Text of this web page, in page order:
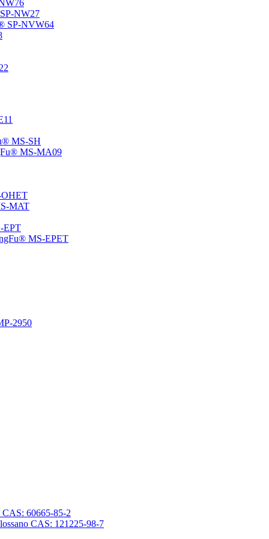
NW27
SP-NVW64
MS-SH
MS-MA09
OHET
MAT
EPT
MS-EPET
2950
CAS: 60665-85-2
CAS: 121225-98-7